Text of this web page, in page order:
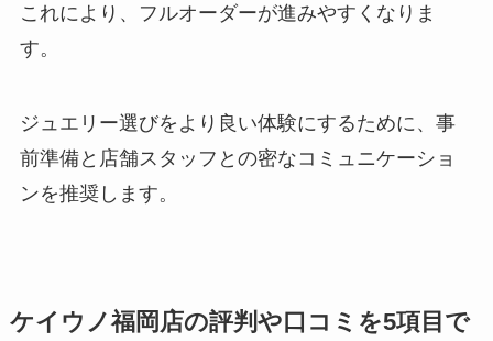
これにより、フルオーダーが進みやすくなりま
す。
ジュエリー選びをより良い体験にするために、事
前準備と店舗スタッフとの密なコミュニケーショ
ンを推奨します。
ケイウノ福岡店の評判や口コミを5項目で